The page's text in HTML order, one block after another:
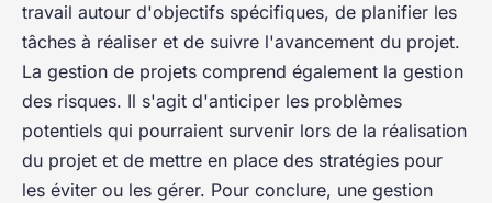
travail autour d'objectifs spécifiques, de planifier les
tâches à réaliser et de suivre l'avancement du projet.
La gestion de projets comprend également la gestion
des risques. Il s'agit d'anticiper les problèmes
potentiels qui pourraient survenir lors de la réalisation
du projet et de mettre en place des stratégies pour
les éviter ou les gérer. Pour conclure, une gestion